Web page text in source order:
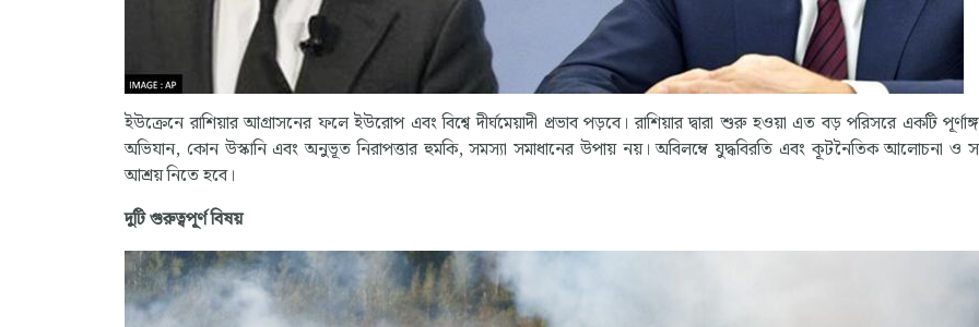
ইউক্রেনে রাশিয়ার আগ্রাসনের ফলে ইউরোপ এবং বিশ্বে দীর্ঘমেয়াদী প্রভাব পড়বে। রাশিয়ার দ্বারা শুরু হওয়া এত বড় পরিসরে একটি
অভিযান, কোন উস্কানি এবং অনুভূত নিরাপত্তার হুমকি, সমস্যা সমাধানের উপায় নয়। অবিলম্বে যুদ্ধবিরতি এবং কূটনৈতিক আলোচনা ও
আশ্রয় নিতে হবে।
দুটি গুরুত্বপূর্ণ বিষয়